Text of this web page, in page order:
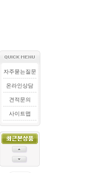
자주묻는질문
온라인상담
견적문의
사이트맵